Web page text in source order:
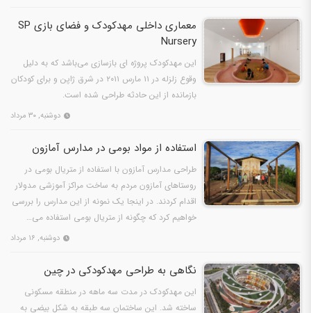
معماری داخلی مهدکودک و فضای بازی SP
Nursery
این مهدکودک پروژه ای بازسازی می‌باشد که به دلیل
وقوع زلزله در ۱۱ مارس ۲۰۱۱ در شرق ژاپن و برای کودکان
بازمانده از این حادثه طراحی شده است.
دوشنبه, ۳۰ مرداد
استفاده از مواد بومی در مدارس آمازون
طراحی مدارس آمازون با استفاده از متریال بومی در
روستاهای آمازون مردم به ساخت مراکز آموزشی مدولار
اقدام کردند. در اینجا یک نمونه از این مدارس را بررسی
خواهیم کرد که چگونه از متریال بومی استفاده می‌…
دوشنبه, ۱۶ مرداد
نگاهی به طراحی مهدکودکی در چین
این مهدکودک در مدت سه ماهه در منطقه مسکونی
ساخته شد. این ساختمان سه طبقه به شکل بیضی به